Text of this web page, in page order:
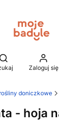
Otwórz
Zaloguj się
doniczkowe
- hoja